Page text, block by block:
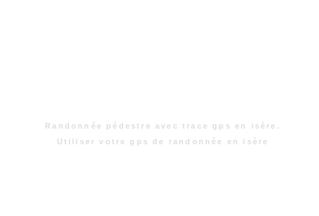
Randonnée pédestre avec trace gps en isère.
Utiliser votre gps de randonnée en isère